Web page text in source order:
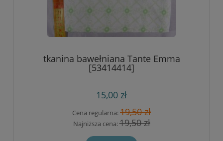
tkanina bawełniana Tante Emma
[53414414]
15,00 zł
Cena regularna:19,50 zł
Najniższa cena:19,50 zł